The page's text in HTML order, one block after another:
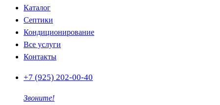
Каталог
Септики
Кондиционирование
Все услуги
Контакты
+7 (925) 202-00-40
Звоните!